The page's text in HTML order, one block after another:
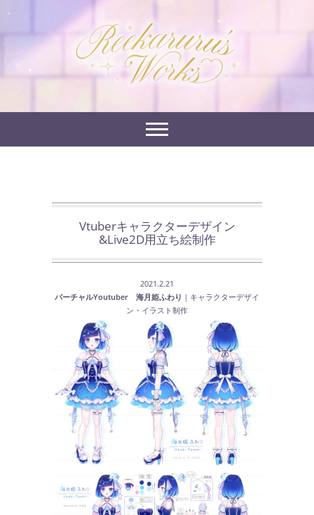
れーかるる's
works
れーかるるの運営するイラストポートフォリオサイ
トです。
Vtuberキャラクターデザイン
&Live2D用立ち絵制作
2021.2.21
バーチャルYoutuber 海月姫ふわり ｜キャラクターデザイ
ン・イラスト制作